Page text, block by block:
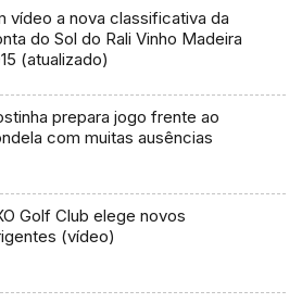
vídeo a nova classificativa da
do Sol do Rali Vinho Madeira
(atualizado)
prepara jogo frente ao
com muitas ausências
Golf Club elege novos
(vídeo)